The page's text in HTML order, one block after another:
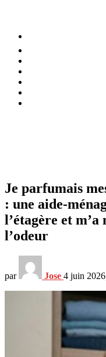
Je parfumais
: une aide-
l’étagère et
l’odeur
par Jose 4 juin